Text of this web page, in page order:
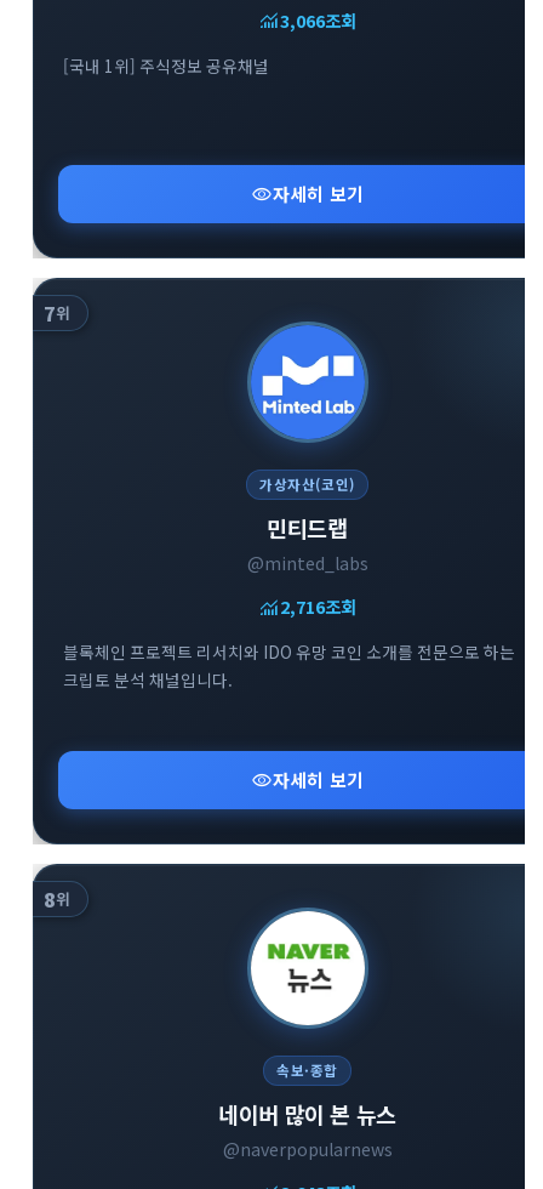
monitoring3,066조회
[국내 1위] 주식정보 공유채널
visibility자세히 보기
7위
가상자산(코인)
민티드랩
@minted_labs
monitoring2,716조회
블록체인 프로젝트 리서치와 IDO 유망 코인 소개를 전문으로 하는
크립토 분석 채널입니다.
visibility자세히 보기
8위
속보·종합
네이버 많이 본 뉴스
@naverpopularnews